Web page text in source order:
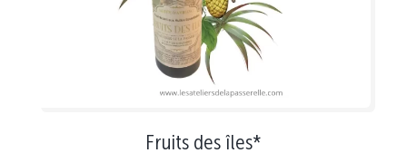
Fruits des îles*